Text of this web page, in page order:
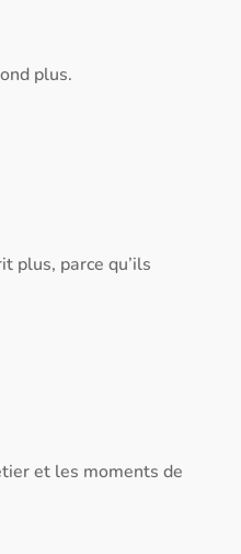
plus.
plus, parce qu’ils
et les moments de